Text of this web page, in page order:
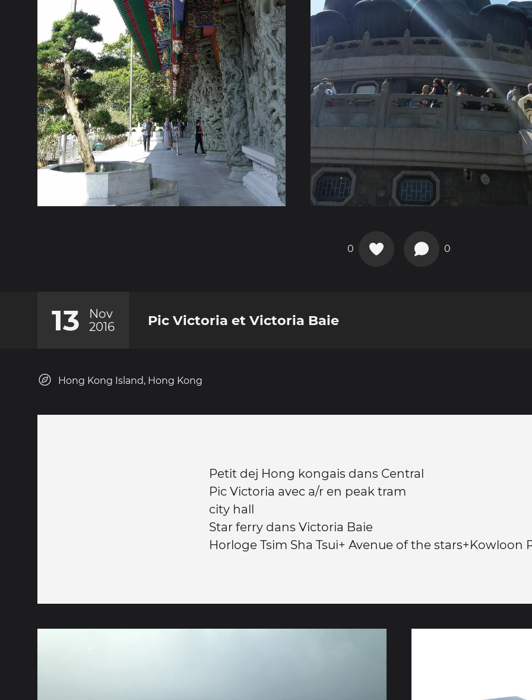
0 0
13
Nov
2016
Pic Victoria et Victoria Baie
Hong Kong Island, Hong Kong
Petit dej Hong kongais dans Central
Pic Victoria avec a/r en peak tram
city hall
Star ferry dans Victoria Baie
Horloge Tsim Sha Tsui+ Avenue of the stars+Kowloon